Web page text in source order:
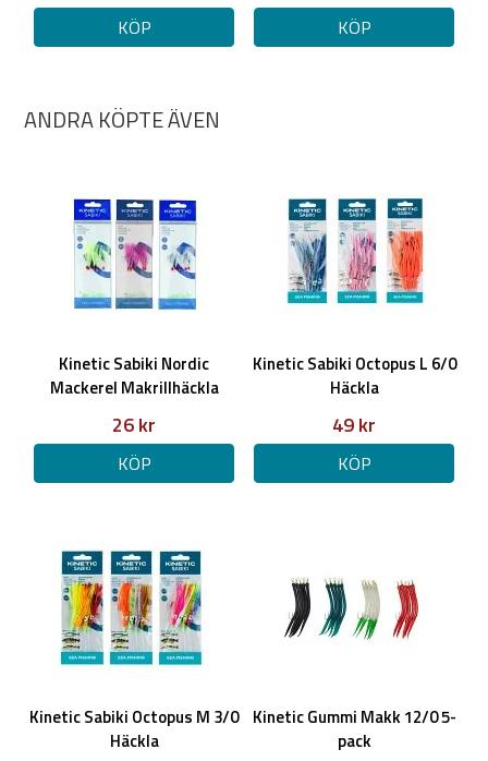
KÖP KÖP
ANDRA KÖPTE ÄVEN
Kinetic Sabiki Nordic
Mackerel Makrillhäckla
26 kr
KÖP
Kinetic Sabiki Octopus L 6/0
Häckla
49 kr
KÖP
Kinetic Sabiki Octopus M 3/0
Häckla
Kinetic Gummi Makk 12/0 5-
pack